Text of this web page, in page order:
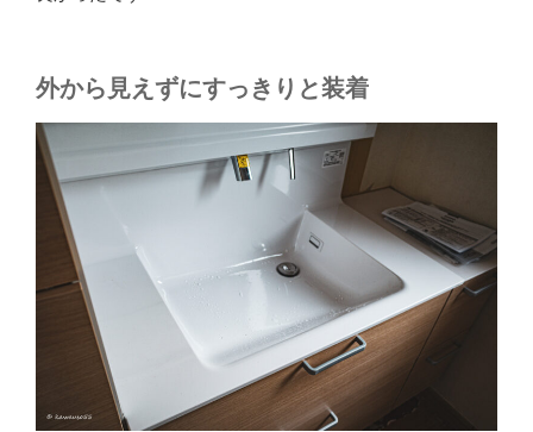
外から見えずにすっきりと装着